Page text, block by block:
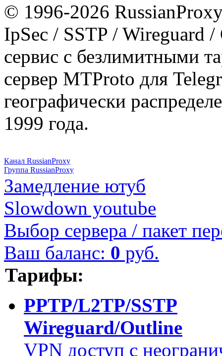
© 1996-2026
IpSec / SSTP / Wireguard
сервис с безлимитными
сервер MTProto для
географически
1999 года.
Канал RussianProxy
Группа RussianProxy
Замедление ютуб
Slowdown youtube
Выбор сервера / пакет
Ваш баланс: 0 руб.
Тарифы:
PPTP/L2TP/SSTP
Wireguard/Outline
VPN доступ с